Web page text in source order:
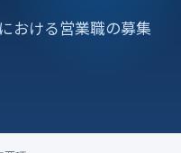
おける営業職の募集